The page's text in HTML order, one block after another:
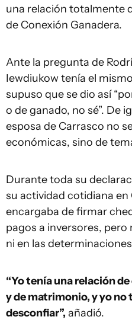
una relación totalmente
de Conexión Ganadera.
Ante la pregunta de
Iewdiukow tenía el
supuso que se dio así
o de ganado, no sé”. De
esposa de Carrasco no
económicas, sino de
Durante toda su
su actividad cotidiana en
encargaba de firmar
pagos a inversores, pero
ni en las
“Yo tenía una relación
y de matrimonio, y yo
desconfiar”, añadió.